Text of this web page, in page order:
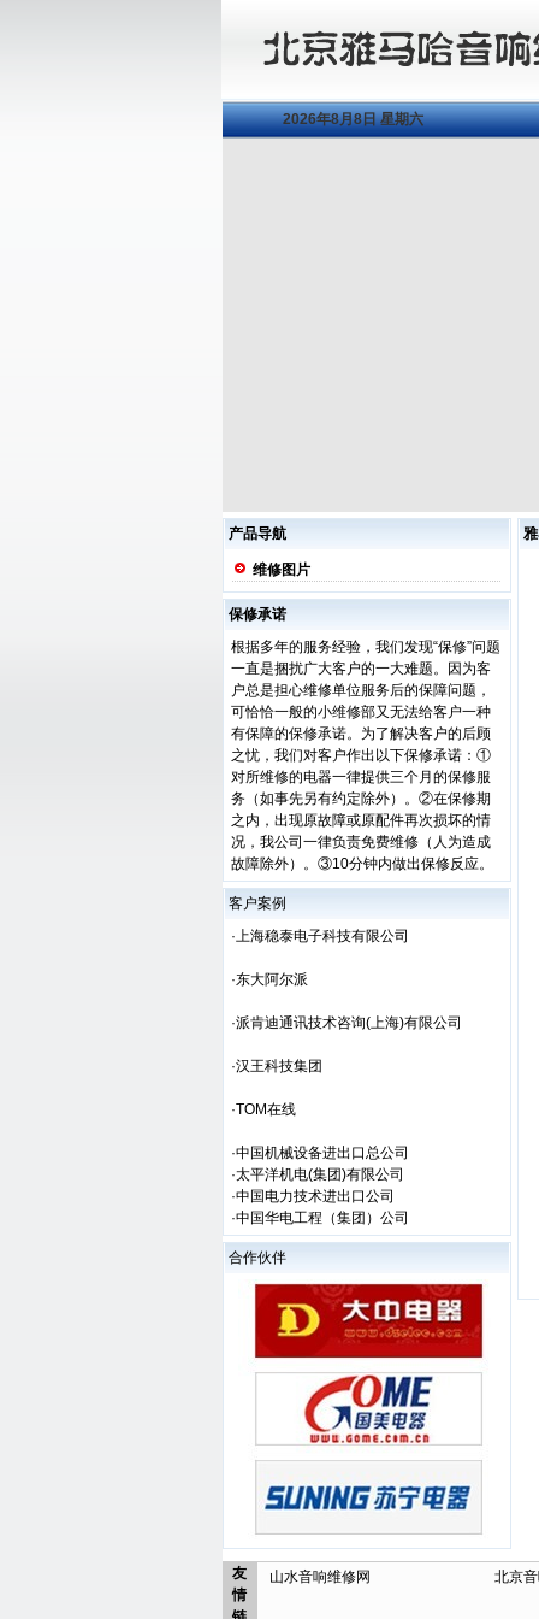
2026年8月8日 星期六
产品导航
维修图片
保修承诺
根据多年的服务经验，我们发现“保修”问题
一直是捆扰广大客户的一大难题。因为客
户总是担心维修单位服务后的保障问题，
可恰恰一般的小维修部又无法给客户一种
有保障的保修承诺。为了解决客户的后顾
之忧，我们对客户作出以下保修承诺：①
对所维修的电器一律提供三个月的保修服
务（如事先另有约定除外）。②在保修期
之内，出现原故障或原配件再次损坏的情
况，我公司一律负责免费维修（人为造成
故障除外）。③10分钟内做出保修反应。
客户案例
·上海稳泰电子科技有限公司
·东大阿尔派
·派肯迪通讯技术咨询(上海)有限公司
·汉王科技集团
·TOM在线
·中国机械设备进出口总公司
·太平洋机电(集团)有限公司
·中国电力技术进出口公司
·中国华电工程（集团）公司
合作伙伴
友
情
山水音响维修网 北京